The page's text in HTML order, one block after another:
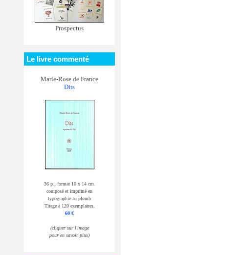
Prospectus
Le livre commenté
Marie-Rose de France
Dits
36 p., format 10 x 14 cm.
composé et imprimé en
typographie au plomb
Tirage à 120 exemplaires.
60 €
(cliquer sur l'image
pour en savoir plus)